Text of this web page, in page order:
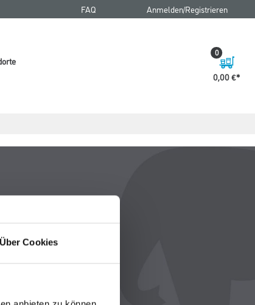
Über Cookies
FAQ Anmelden/Registrieren
0,00 €
0